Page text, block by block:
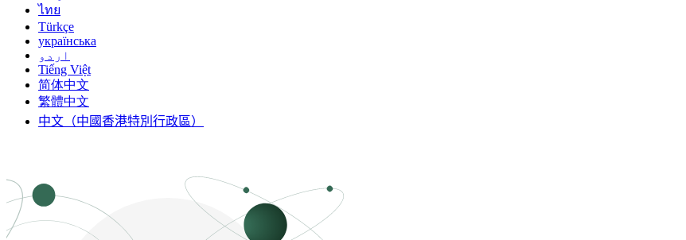
ไทย
Türkçe
українська
اردو
Tiếng Việt
简体中文
繁體中文
中文（中國香港特別行政區）